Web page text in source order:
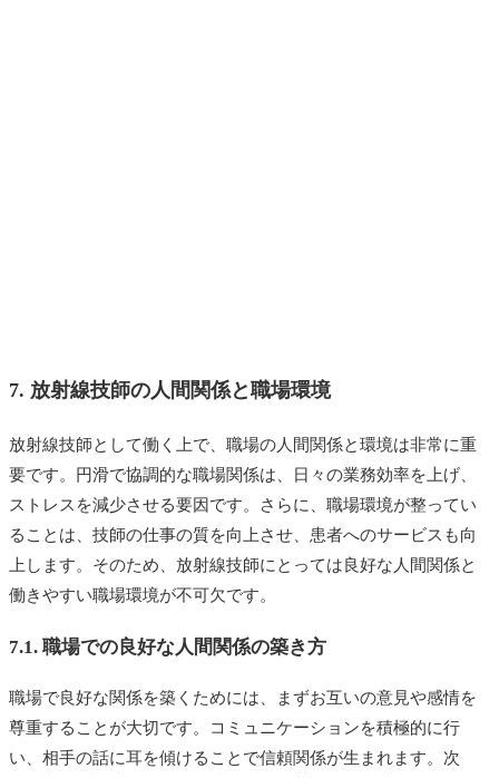
7. 放射線技師の人間関係と職場環境
放射線技師として働く上で、職場の人間関係と環境は非常に重
要です。円滑で協調的な職場関係は、日々の業務効率を上げ、
ストレスを減少させる要因です。さらに、職場環境が整ってい
ることは、技師の仕事の質を向上させ、患者へのサービスも向
上します。そのため、放射線技師にとっては良好な人間関係と
働きやすい職場環境が不可欠です。
7.1. 職場での良好な人間関係の築き方
職場で良好な関係を築くためには、まずお互いの意見や感情を
尊重することが大切です。コミュニケーションを積極的に行
い、相手の話に耳を傾けることで信頼関係が生まれます。次